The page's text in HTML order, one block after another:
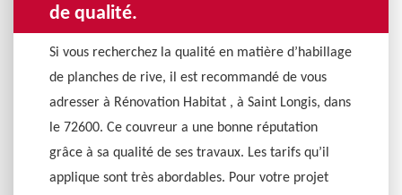
de qualité.
Si vous recherchez la qualité en matière d’habillage
de planches de rive, il est recommandé de vous
adresser à Rénovation Habitat , à Saint Longis, dans
le 72600. Ce couvreur a une bonne réputation
grâce à sa qualité de ses travaux. Les tarifs qu’il
applique sont très abordables. Pour votre projet